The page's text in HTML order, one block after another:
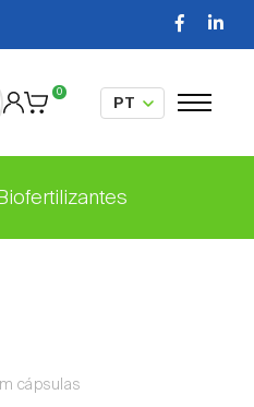
0
cápsulas